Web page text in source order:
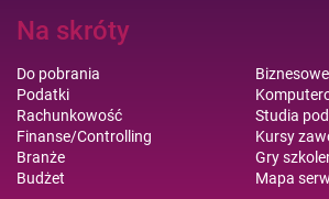
Na skróty
Do pobrania
Podatki
Rachunkowość
Finanse/Controlling
Branże
Budżet
Biznesowe
Studia
Kursy
Gry
Mapa